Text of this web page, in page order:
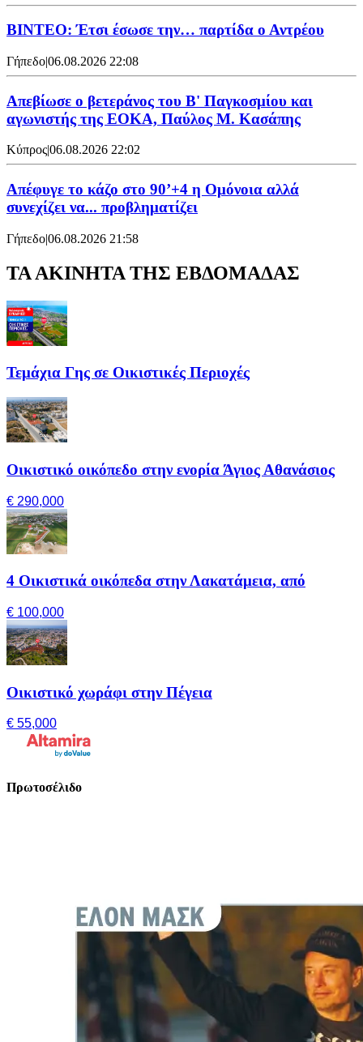
ΒΙΝΤΕΟ: Έτσι έσωσε την… παρτίδα ο Αντρέου
Γήπεδο|06.08.2026 22:08
Απεβίωσε ο βετεράνος του Β' Παγκοσμίου και
αγωνιστής της ΕΟΚΑ, Παύλος Μ. Κασάπης
Κύπρος|06.08.2026 22:02
Απέφυγε το κάζο στο 90’+4 η Ομόνοια αλλά
συνεχίζει να... προβληματίζει
Γήπεδο|06.08.2026 21:58
ΤΑ ΑΚΙΝΗΤΑ ΤΗΣ ΕΒΔΟΜΑΔΑΣ
Τεμάχια Γης σε Οικιστικές Περιοχές
Οικιστικό οικόπεδο στην ενορία Άγιος Αθανάσιος
€ 290,000
4 Οικιστικά οικόπεδα στην Λακατάμεια, από
€ 100,000
Οικιστικό χωράφι στην Πέγεια
€ 55,000
Πρωτοσέλιδο